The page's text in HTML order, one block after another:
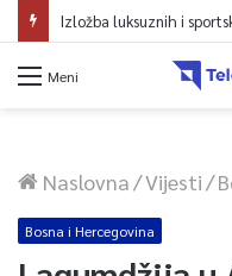
Izložba luksuznih i
Meni
Naslovna/Vijesti/
Bosna i Hercegovina